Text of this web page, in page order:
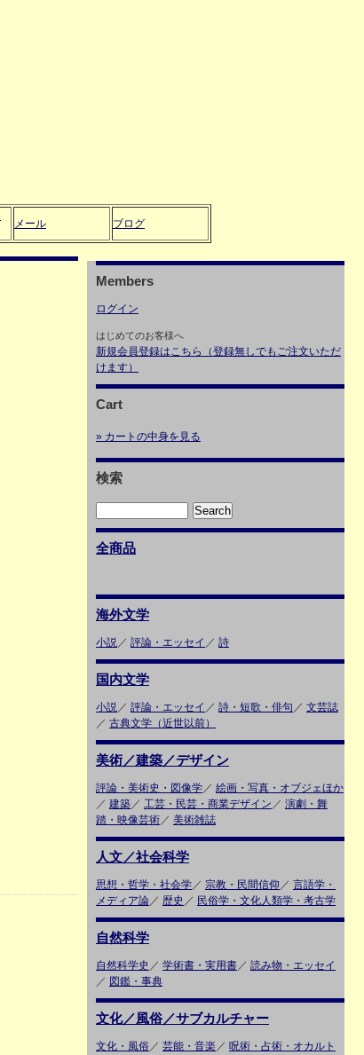
メール ブログ
Members
ログイン
はじめてのお客様へ
新規会員登録はこちら（登録無しでもご注文いただ
けます）
Cart
» カートの中身を見る
検索
全商品
海外文学
小説／ 評論・エッセイ ／ 詩
国内文学
小説／ 評論・エッセイ ／ 詩・短歌・俳句 ／ 文芸誌
／ 古典文学（近世以前）
美術／建築／デザイン
評論・美術史・図像学／ 絵画・写真・オブジェほか
／ 建築／ 工芸・民芸・商業デザイン ／ 演劇・舞
踏・映像芸術／ 美術雑誌
人文／社会科学
思想・哲学・社会学／ 宗教・民間信仰 ／ 言語学・
メディア論／ 歴史 ／ 民俗学・文化人類学・考古学
自然科学
自然科学史 ／ 学術書・実用書／ 読み物・エッセイ
／ 図鑑・事典
文化／風俗／サブカルチャー
文化・風俗／ 芸能・音楽 ／ 呪術・占術・オカルト